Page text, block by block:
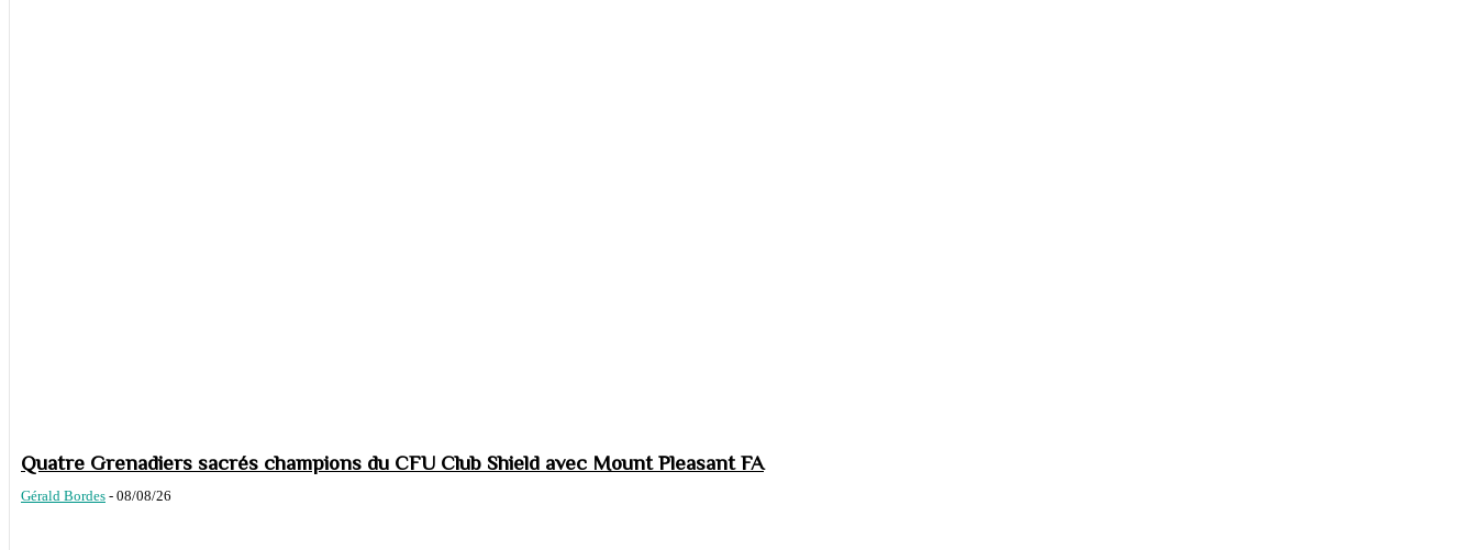
Quatre Grenadiers sacrés champions du CFU Club Shield avec Mount Pleasant FA
Gérald Bordes - 08/08/26